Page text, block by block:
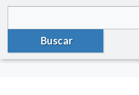
Buscar